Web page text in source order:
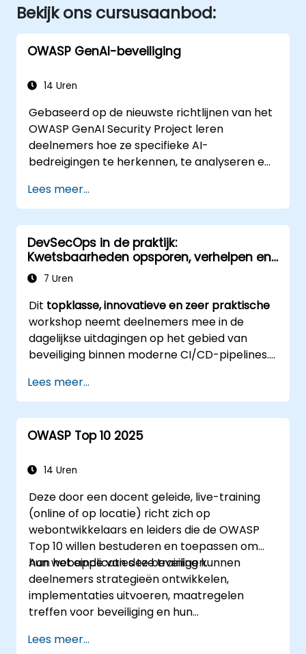
Bekijk ons cursusaanbod:
OWASP GenAI-beveiliging
14 Uren
Gebaseerd op de nieuwste richtlijnen van het
OWASP GenAI Security Project leren
deelnemers hoe ze specifieke AI-
bedreigingen te herkennen, te analyseren en
oefeningen en realistische scenario’s.
Lees meer...
DevSecOps in de praktijk:
Kwetsbaarheden opsporen, verhelpen en
beveiligen
7 Uren
Dit topklasse, innovatieve en zeer praktische
workshop neemt deelnemers mee in de
dagelijkse uitdagingen op het gebied van
beveiliging binnen moderne CI/CD-pipelines.
engineers en ontwikkelaars die zich verder
willen specialiseren in het voorkomen van
beveiligingsproblemen, combineert de
training live-attacksimulaties met gebruik van
verdedigingstechnieken.
Lees meer...
OWASP Top 10 2025
14 Uren
Deze door een docent geleide, live-training
(online of op locatie) richt zich op
webontwikkelaars en leiders die de OWASP
Top 10 willen bestuderen en toepassen om
hun webapplicaties te beveiligen.
Aan het einde van deze training kunnen
deelnemers strategieën ontwikkelen,
implementaties uitvoeren, maatregelen
treffen voor beveiliging en hun
richtlijnen uit het OWASP Top 10-document.
Lees meer...